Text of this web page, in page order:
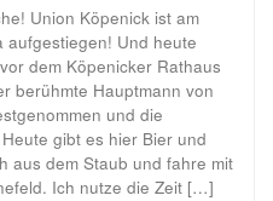
Union Köpenick ist am
aufgestiegen! Und heute
dem Köpenicker Rathaus
berühmte Hauptmann von
und die
gibt es hier Bier und
aus dem Staub und fahre mit
Ich nutze die Zeit […]